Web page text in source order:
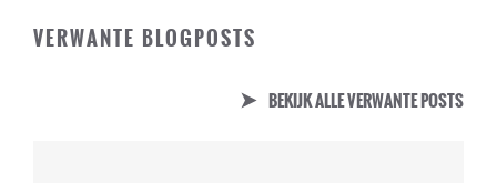
VERWANTE BLOGPOSTS
BEKIJK ALLE VERWANTE POSTS